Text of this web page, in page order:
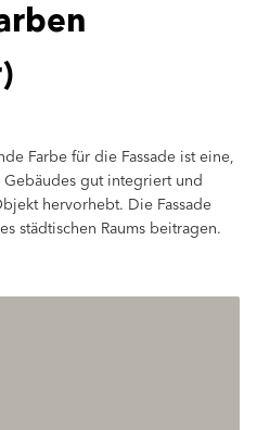
Farbe für die Fassade ist eine,
gut integriert und
hervorhebt. Die Fassade
städtischen Raums beitragen.